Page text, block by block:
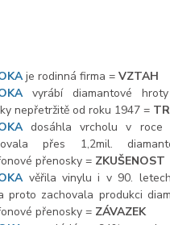
je rodinná firma =VZTAH
vyrábí diamantové
nepřetržitě od roku 1947 =
dosáhla vrcholu v roce
přes 1,2mil.
přenosky = ZKUŠENOST
věřila vinylu i v 90.
proto zachovala produkci
přenosky = ZÁVAZEK